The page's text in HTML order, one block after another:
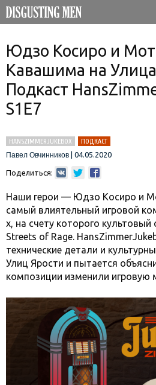
Юдзо Косиро и
Кавашима на
Подкаст
S1E7
HANSZIMMERJUKEBOX
ПОДКАСТ
Павел Овчинников
04.05.2020
Поделиться:
Наши герои — Юдзо Косиро и
самый влиятельный игровой
х, на счету которого культовый
Streets of Rage.
технические детали и
Улиц Ярости и пытается
композиции изменили игровую